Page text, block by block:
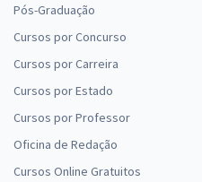
Pós-Graduação
Cursos por Concurso
Cursos por Carreira
Cursos por Estado
Cursos por Professor
Oficina de Redação
Cursos Online Gratuitos